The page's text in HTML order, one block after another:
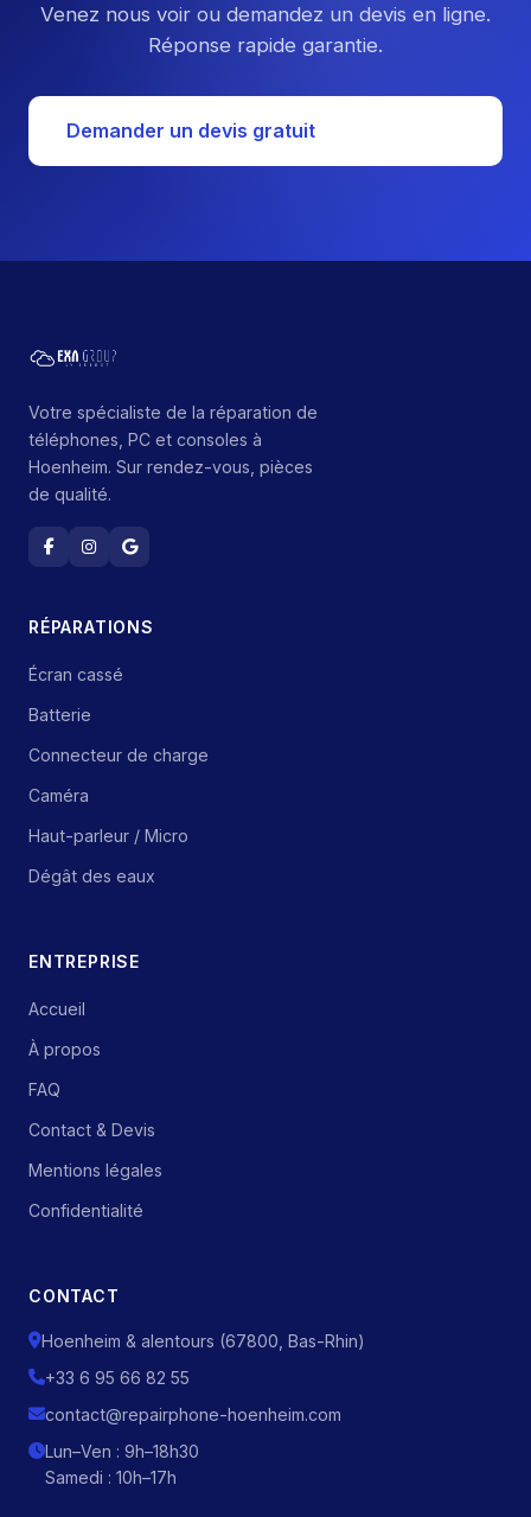
Venez nous voir ou demandez un devis en ligne.
Réponse rapide garantie.
Demander un devis gratuit
Votre spécialiste de la réparation de
téléphones, PC et consoles à
Hoenheim. Sur rendez-vous, pièces
de qualité.
RÉPARATIONS
Écran cassé
Batterie
Connecteur de charge
Caméra
Haut-parleur / Micro
Dégât des eaux
ENTREPRISE
Accueil
À propos
FAQ
Contact & Devis
Mentions légales
Confidentialité
CONTACT
Hoenheim & alentours (67800, Bas-Rhin)
+33 6 95 66 82 55
contact@repairphone-hoenheim.com
Lun–Ven : 9h–18h30
Samedi : 10h–17h